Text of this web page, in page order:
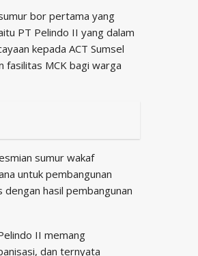
bor pertama yang
PT Pelindo II yang dalam
kepada ACT Sumsel
fasilitas MCK bagi warga
sumur wakaf
untuk pembangunan
hasil pembangunan
II memang
dan ternyata